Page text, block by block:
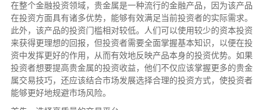
在整个金融投资领域，贵金属是一种流行的金融产品，因为该产品
在投资方面具有诸多优势，能够有效满足当前投资者的实际需求。
此外，该产品的投资门槛相对较低。人们可以使用较少的资本投资
来获得更理想的回报，但投资者需要全面掌握基本知识，以便在投
资中发挥更好的作用，从而有效地反映产品本身的投资优势。如果
投资者想要提高贵金属的投资收益，他们不仅应该掌握更多的贵金
属交易技巧，还应该结合市场发展选择合理的投资方式，使投资者
能够更好地规避市场风险。